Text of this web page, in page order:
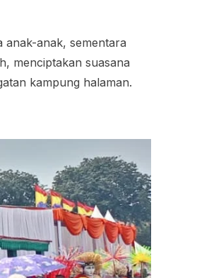
anak-anak, sementara
menciptakan suasana
kampung halaman.